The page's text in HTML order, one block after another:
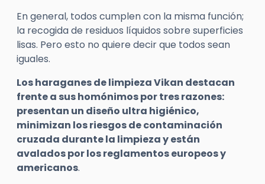
En general, todos cumplen con la misma función;
la recogida de residuos líquidos sobre superficies
lisas. Pero esto no quiere decir que todos sean
iguales.
Los haraganes de limpiezaVikan destacan
frente a sus homónimos por tres razones:
presentan un diseño ultra higiénico,
minimizan los riesgos de contaminación
cruzada durante la limpieza y están
avalados por los reglamentos europeos y
americanos.